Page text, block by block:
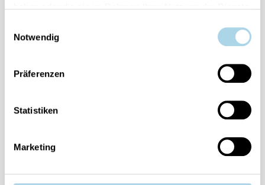
Notwendig
Präferenzen
Statistiken
Marketing
Fragen und Wünsche?